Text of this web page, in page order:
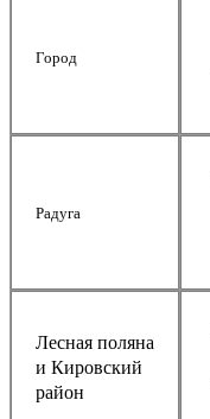
Город
Радуга
Лесная поляна
и Кировский
район